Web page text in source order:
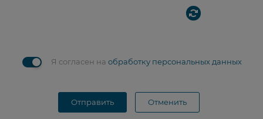
Я согласен на обработку персональных данных
Отправить Отменить